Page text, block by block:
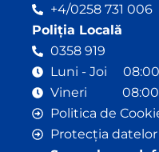
+4/0258 731 006
Poliția Locală
0358 919
Luni - Joi 08:00
Vineri 08:00 -
Politica de
Protecția